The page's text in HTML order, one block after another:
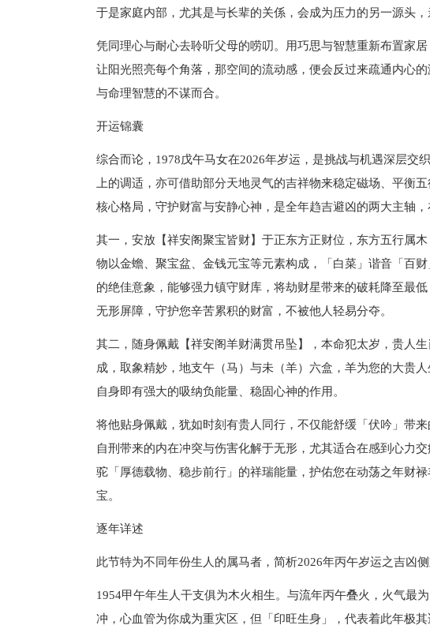
于是家庭内部，尤其是与长辈的关係，会成为压力的另一源头
凭同理心与耐心去聆听父母的唠叨。用巧思与智慧重新布置家
让阳光照亮每个角落，那空间的流动感，便会反过来疏通内心
与命理智慧的不谋而合。
开运锦囊
综合而论，1978戊午马女在2026年岁运，是挑战与机遇深层交
上的调适，亦可借助部分天地灵气的吉祥物来稳定磁场、平衡
核心格局，守护财富与安静心神，是全年趋吉避凶的两大主轴，
其一，安放【祥安阁聚宝皆财】于正东方正财位，东方五行属
物以金蟾、聚宝盆、金钱元宝等元素构成，「白菜」谐音「百
的绝佳意象，能够强力镇守财库，将劫财星带来的破耗降至最
无形屏障，守护您辛苦累积的财富，不被他人轻易分夺。
其二，随身佩戴【祥安阁羊财满贯吊坠】，本命犯太岁，贵人
成，取象精妙，地支午（马）与未（羊）六盒，羊为您的大贵
自身即有强大的吸纳负能量、稳固心神的作用。
将他贴身佩戴，犹如时刻有贵人同行，不仅能舒缓「伏吟」带
自刑带来的内在冲突与伤害化解于无形，尤其适合在感到心力
驼「厚德载物、稳步前行」的祥瑞能量，护佑您在动荡之年财
宝。
逐年详述
此节特为不同年份生人的属马者，简析2026年丙午岁运之吉凶侧
1954甲午年生人干支俱为木火相生。与流年丙午叠火，火气最
冲，心血管为你成为重灾区，但「印旺生身」，代表着此年极